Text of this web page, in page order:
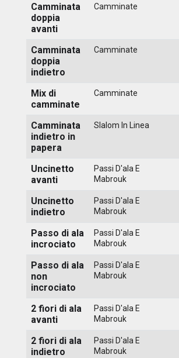
Camminata
doppia
avanti
Camminate
Camminata
doppia
indietro
Camminate
Mix di
camminate
Camminate
Camminata
indietro in
papera
Slalom In Linea
Uncinetto
avanti
Passi D'ala E
Mabrouk
Uncinetto
indietro
Passi D'ala E
Mabrouk
Passo di ala
incrociato
Passi D'ala E
Mabrouk
Passo di ala
non
incrociato
Passi D'ala E
Mabrouk
2 fiori di ala
avanti
Passi D'ala E
Mabrouk
2 fiori di ala
indietro
Passi D'ala E
Mabrouk